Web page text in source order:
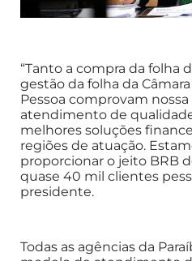
“Tanto a compra da folha
gestão da folha da
Pessoa comprovam
atendimento de
melhores soluções
regiões de atuação.
proporcionar o jeito BRB
quase 40 mil clientes
presidente.
Todas as agências da